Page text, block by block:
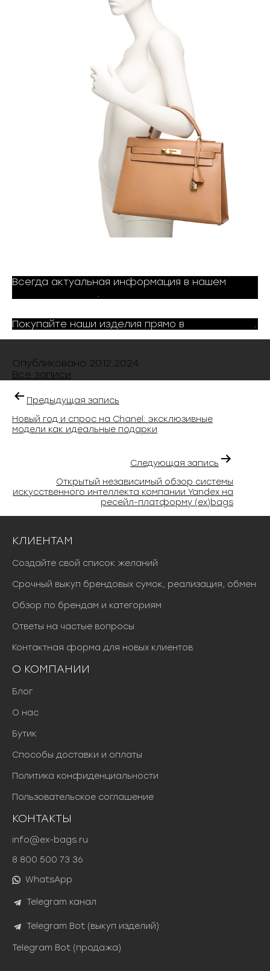
Всегда актуальная информация в нашем
.
Покупайте наши изделия прямо в .
Опубликовано 20.12.2024
Все записи
Предыдущая запись
Новый год и спрос на Chanel: эксклюзивные
модели как идеальные подарки
Следующая запись
Открытый независимый обзор системы
искусственного интеллекта компании Yandex на
ресейл-платформу (ex)bags
КЛИЕНТАМ
Создайте свой список желаний
Срочный выкуп брендовых сумок, реализация, обмен
Обзор по брендам и категориям
Ответы на частые вопросы
Контактная форма для новых клиентов
О КОМПАНИИ
Блог
О нас
Бутик
Способы доставки и оплаты
Политика конфиденциальности
Пользовательское соглашение
КОНТАКТЫ
info@ex-bags.ru
8 800 500 73 36
WhatsApp
Telegram канал
Telegram Bot (выкуп изделий)
Telegram Bot (продажа)